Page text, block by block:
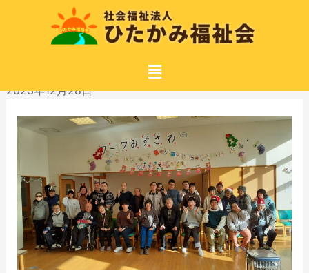
2023年12月28日